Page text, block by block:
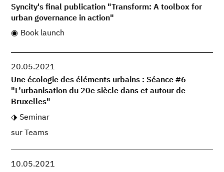
Syncity's final publication "Transform: A toolbox for
urban governance in action"
Book launch
20.05.2021
Une écologie des éléments urbains : Séance #6
"L’urbanisation du 20e siècle dans et autour de
Bruxelles"
Seminar
sur Teams
10.05.2021